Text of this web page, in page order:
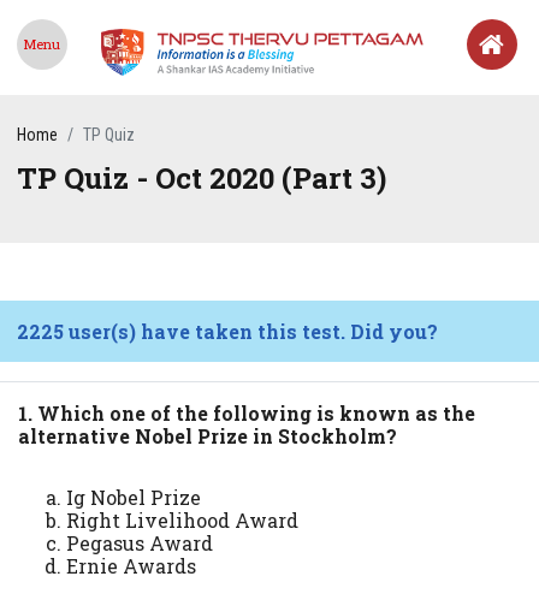
Menu
Home TP Quiz
TP Quiz - Oct 2020 (Part 3)
2225 user(s) have taken this test. Did you?
1. Which one of the following is known as the
alternative Nobel Prize in Stockholm?
Ig Nobel Prize
Right Livelihood Award
Pegasus Award
Ernie Awards